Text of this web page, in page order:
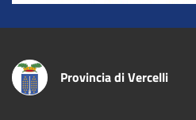
Provincia di Vercelli